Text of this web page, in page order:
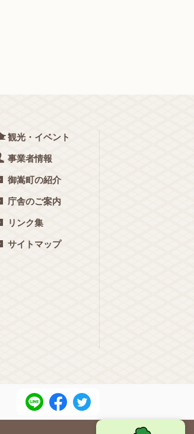
観光・イベント
事業者情報
御嵩町の紹介
庁舎のご案内
リンク集
サイトマップ